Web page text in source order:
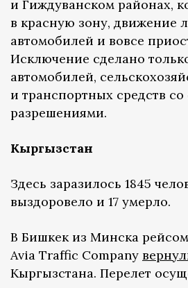
и Гиждуванском районах,
в красную зону, движение
автомобилей и вовсе
Исключение сделано
автомобилей,
и транспортных средств
разрешениями.
Кыргызстан
Здесь заразилось 1845
выздоровело и 17 умерло.
В Бишкек из Минска
Avia Traffic Company
Кыргызстана. Перелет